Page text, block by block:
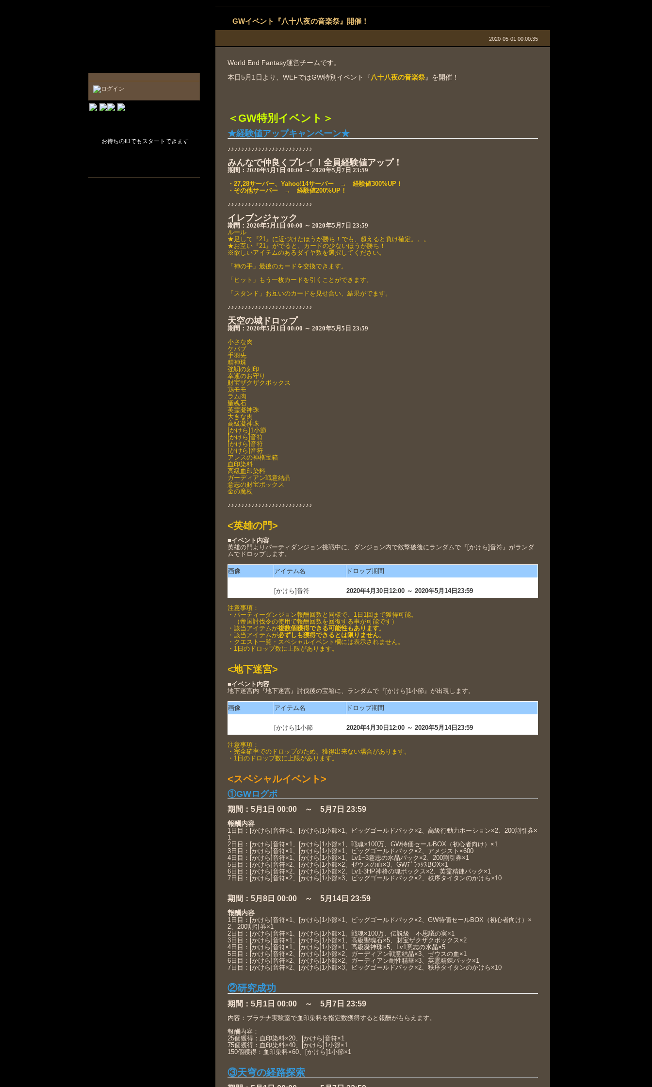
お待ちのIDでもスタートできます
GWイベント『八十八夜の音楽祭』開催！
2020-05-01 00:00:35
World End Fantasy運営チームです。
本日5月1日より、WEFではGW特別イベント『八十八夜の音楽祭』を開催！
＜GW特別イベント＞
★経験値アップキャンペーン★
♪♪♪♪♪♪♪♪♪♪♪♪♪♪♪♪♪♪♪♪♪♪♪♪♪
みんなで仲良くプレイ！全員経験値アップ！
期間： 2020年5月1日 00:00 ～ 2020年5月7日 23:59
・27,28サーバー、Yahoo!14サーバー → 経験値300%UP！
・その他サーバー → 経験値200%UP！
♪♪♪♪♪♪♪♪♪♪♪♪♪♪♪♪♪♪♪♪♪♪♪♪♪
イレブンジャック
期間： 2020年5月1日 00:00 ～ 2020年5月7日 23:59
ルール
★足して『21』に近づけたほうが勝ち！でも、超えると負け確定。。。
★お互い『21』がでると、カードの少ないほうが勝ち！
※欲しいアイテムのあるダイヤ数を選択してください。
「神の手」最後のカードを交換できます。
「ヒット」もう一枚カードを引くことができます。
「スタンド」お互いのカードを見せ合い、結果がでます。
♪♪♪♪♪♪♪♪♪♪♪♪♪♪♪♪♪♪♪♪♪♪♪♪♪
天空の城ドロップ
期間： 2020年5月1日 00:00 ～ 2020年5月5日 23:59
小さな肉
ケバブ
手羽先
精神珠
強靭の刻印
幸運のお守り
財宝ザクザクボックス
鶏モモ
ラム肉
聖魂石
英霊凝神珠
大きな肉
高級凝神珠
[かけら]1小節
[かけら]音符
[かけら]音符
[かけら]音符
アレスの神格宝箱
血印染料
高級血印染料
ガーディアン戦意結晶
意志の財宝ボックス
金の魔杖
♪♪♪♪♪♪♪♪♪♪♪♪♪♪♪♪♪♪♪♪♪♪♪♪♪
<英雄の門>
■イベント内容
英雄の門よりパーティダンジョン挑戦中に、ダンジョン内で敵撃破後にランダムで『 [かけら]音符』がランダ
ムでドロップします。
画像 アイテム名 ドロップ期間
[かけら]音符 2020年4月30日12:00 ～ 2020年5月14日23:59
注意事項：
・パーティーダンジョン報酬回数と同様で、1日1回まで獲得可能。
（帝国討伐令の使用で報酬回数を回復する事が可能です）
・該当アイテムが複数個獲得できる可能性もあります。
・該当アイテムが必ずしも獲得できるとは限りません。
・クエスト一覧・スペシャルイベント欄には表示されません。
・1日のドロップ数に上限があります。
<地下迷宮>
■イベント内容
地下迷宮内『地下迷宮』討伐後の宝箱に、ランダムで『 [かけら]1小節 』が出現します。
画像 アイテム名 ドロップ期間
[かけら]1小節 2020年4月30日12:00 ～ 2020年5月14日23:59
注意事項：
・完全確率でのドロップのため、獲得出来ない場合があります。
・1日のドロップ数に上限があります。
<スペシャルイベント>
①GWログボ
期間：5月1日 00:00 ～ 5月7日 23:59
報酬内容
1日目：[かけら]音符×1、[かけら]1小節×1、ビッグゴールドパック×2、高級行動力ポーション×2、200割引券×
1
2日目：[かけら]音符×1、[かけら]1小節×1、戦魂×100万、GW特価セールBOX（初心者向け）×1
3日目：[かけら]音符×1、[かけら]1小節×1、ビッグゴールドパック×2、アメジスト×600
4日目：[かけら]音符×1、[かけら]1小節×1、Lv1~3意志の水晶パック×2、200割引券×1
5日目：[かけら]音符×2、[かけら]1小節×2、ゼウスの血×3、GWﾃﾞﾗｯｸｽBOX×1
6日目：[かけら]音符×2、[かけら]1小節×2、Lv1-3HP神格の魂ボックス×2、英霊精錬パック×1
7日目：[かけら]音符×2、[かけら]1小節×3、ビッグゴールドパック×2、秩序タイタンのかけら×10
期間：5月8日 00:00 ～ 5月14日 23:59
報酬内容
1日目：[かけら]音符×1、[かけら]1小節×1、ビッグゴールドパック×2、GW特価セールBOX（初心者向け）×
2、200割引券×1
2日目：[かけら]音符×1、[かけら]1小節×1、戦魂×100万、伝説級 不思議の実×1
3日目：[かけら]音符×1、[かけら]1小節×1、高級聖魂石×5、財宝ザクザクボックス×2
4日目：[かけら]音符×1、[かけら]1小節×1、高級凝神珠×5、Lv1意志の水晶×5
5日目：[かけら]音符×2、[かけら]1小節×2、ガーディアン戦意結晶×3、ゼウスの血×1
6日目：[かけら]音符×2、[かけら]1小節×2、ガーディアン耐性精華×3、英霊精錬パック×1
7日目：[かけら]音符×2、[かけら]1小節×3、ビッグゴールドパック×2、秩序タイタンのかけら×10
②研究成功
期間：5月1日 00:00 ～ 5月7日 23:59
内容：プラチナ実験室で血印染料を指定数獲得すると報酬がもらえます。
報酬内容：
25個獲得：血印染料×20、[かけら]音符×1
75個獲得：血印染料×40、[かけら]1小節×1
150個獲得：血印染料×60、[かけら]1小節×1
③天穹の経路探索